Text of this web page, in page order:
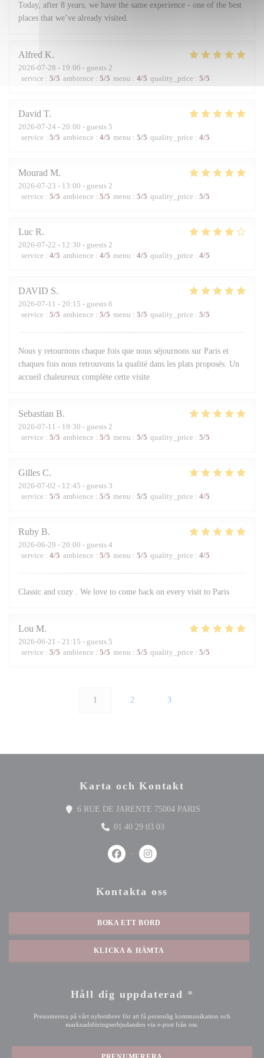
Today, after 8 years, we have the same experience - one of the best
places that we’ve already visited.
Alfred K
2026-07-28 - 19:00 - guests 2
service : 5/5 ambience : 5/5 menu : 4/5 quality_price : 5/5
David T
2026-07-24 - 20:00 - guests 5
service : 5/5 ambience : 4/5 menu : 5/5 quality_price : 4/5
Mourad M
2026-07-23 - 13:00 - guests 2
service : 5/5 ambience : 5/5 menu : 5/5 quality_price : 5/5
Luc R
2026-07-22 - 12:30 - guests 2
service : 4/5 ambience : 4/5 menu : 4/5 quality_price : 4/5
DAVID S
2026-07-11 - 20:15 - guests 6
service : 5/5 ambience : 5/5 menu : 5/5 quality_price : 5/5
Nous y retournons chaque fois que nous séjournons sur Paris et
chaques fois nous retrouvons la qualité dans les plats proposés. Un
accueil chaleureux complète cette visite
Sebastian B
2026-07-11 - 19:30 - guests 2
service : 5/5 ambience : 5/5 menu : 5/5 quality_price : 5/5
Gilles C
2026-07-02 - 12:45 - guests 3
service : 5/5 ambience : 5/5 menu : 5/5 quality_price : 4/5
Ruby B
2026-06-29 - 20:00 - guests 4
service : 4/5 ambience : 5/5 menu : 5/5 quality_price : 4/5
Classic and cozy . We love to come back on every visit to Paris
Lou M
2026-06-21 - 21:15 - guests 5
service : 5/5 ambience : 5/5 menu : 5/5 quality_price : 5/5
1 2 3
Karta och Kontakt
6 RUE DE JARENTE 75004 PARIS
01 40 29 03 03
Facebook ((öppnas i ett nytt fönster))
Instagram ((öppnas i ett nytt
Kontakta oss
BOKA ETT BORD
KLICKA & HÄMTA
Håll dig uppdaterad *
Prenumerera på vårt nyhetsbrev för att få personlig kommunikation och
marknadsföringserbjudanden via e-post från oss.